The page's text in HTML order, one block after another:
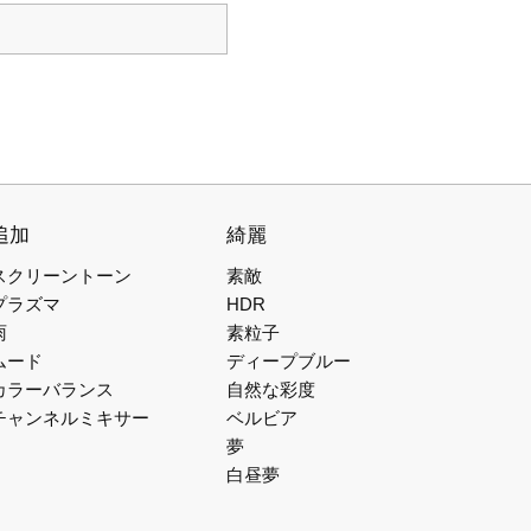
加
クリーントーン
ラズマ
ード
ラーバランス
ャンネルミキサー
綺麗
素敵
HDR
素粒子
ディープブルー
自然な彩度
ベルビア
夢
白昼夢